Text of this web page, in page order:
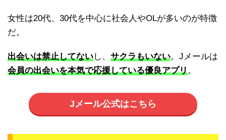
女性は20代、30代を中心に社会人やOLが多いのが特徴
だ。
出会いは禁止してないし、 サクラもいない。Jメールは
会員の出会いを本気で応援している優良アプリ。
Jメール公式はこちら